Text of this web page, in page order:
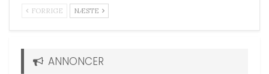
FORRIGE NÆSTE
ANNONCER